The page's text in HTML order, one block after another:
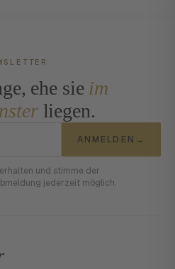
ehe sie im
liegen.
ANMELDEN →
und stimme der
jederzeit möglich.